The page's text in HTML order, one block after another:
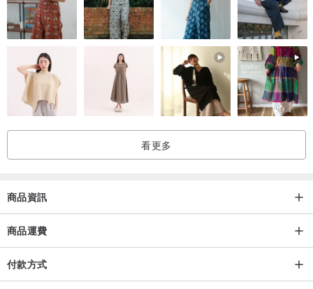
看更多
商品資訊
商品運費
付款方式